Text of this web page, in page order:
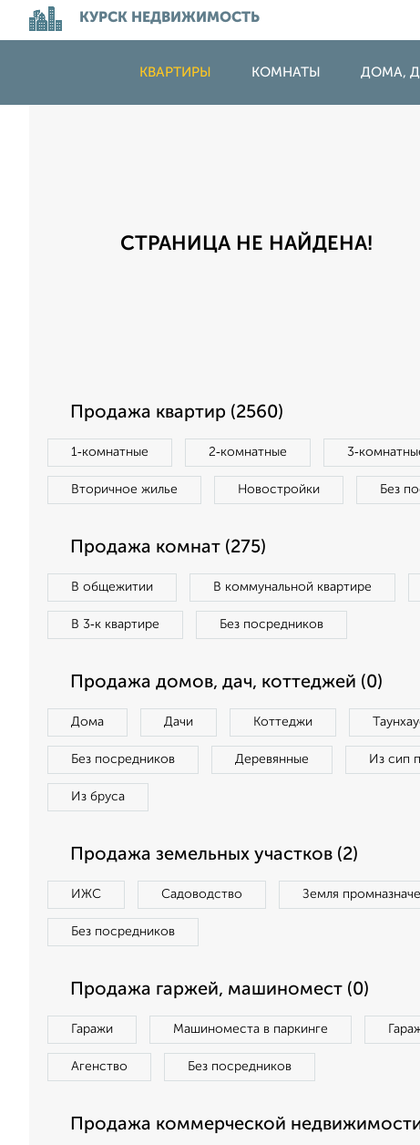
КУРСК НЕДВИЖИМОСТЬ
КВАРТИРЫ КОМНАТЫ ДОМА,
СТРАНИЦА НЕ НАЙДЕНА!
Продажа квартир (2560)
1‑комнатные 2‑комнатные
Вторичное жилье Новостройки Без
Продажа комнат (275)
В общежитии В коммунальной квартире
В 3‑к квартире Без посредников
Продажа домов, дач, коттеджей (0)
Дома Дачи Коттеджи
Без посредников Деревянные Из сип
Из бруса
Продажа земельных участков (2)
ИЖС Садоводство Земля
Без посредников
Продажа гаржей, машиномест (0)
Гаражи Машиноместа в паркинге
Агенство Без посредников
Продажа коммерческой